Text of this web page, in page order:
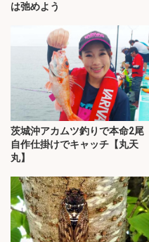
は弛めよう
茨城沖アカムツ釣りで本命2尾
自作仕掛けでキャッチ【丸天
丸】